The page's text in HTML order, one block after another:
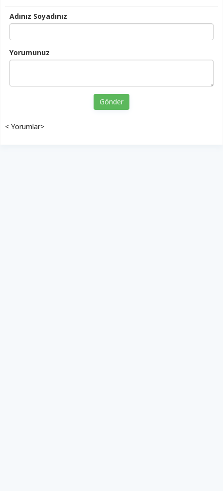
Adınız Soyadınız
Yorumunuz
Gönder
< Yorumlar>